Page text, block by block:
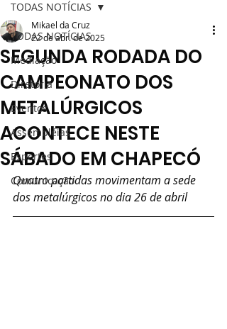
TODAS NOTÍCIAS
Mediação
Diretoria
Eventos
Assembléias
Esportes
Comunicação
TODAS NOTÍCIAS
SEGUNDA RODADA DO
CAMPEONATO DOS
METALÚRGICOS
ACONTECE NESTE
SÁBADO EM CHAPECÓ
Mikael da Cruz
22 de abr. de 2025
Quatro partidas movimentam a sede
dos metalúrgicos no dia 26 de abril